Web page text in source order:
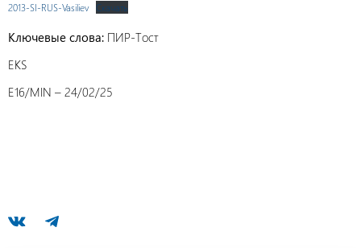
2013-SI-RUS-Vasiliev Скачать
Ключевые слова: ПИР-Тост
EKS
E16/MIN – 24/02/25